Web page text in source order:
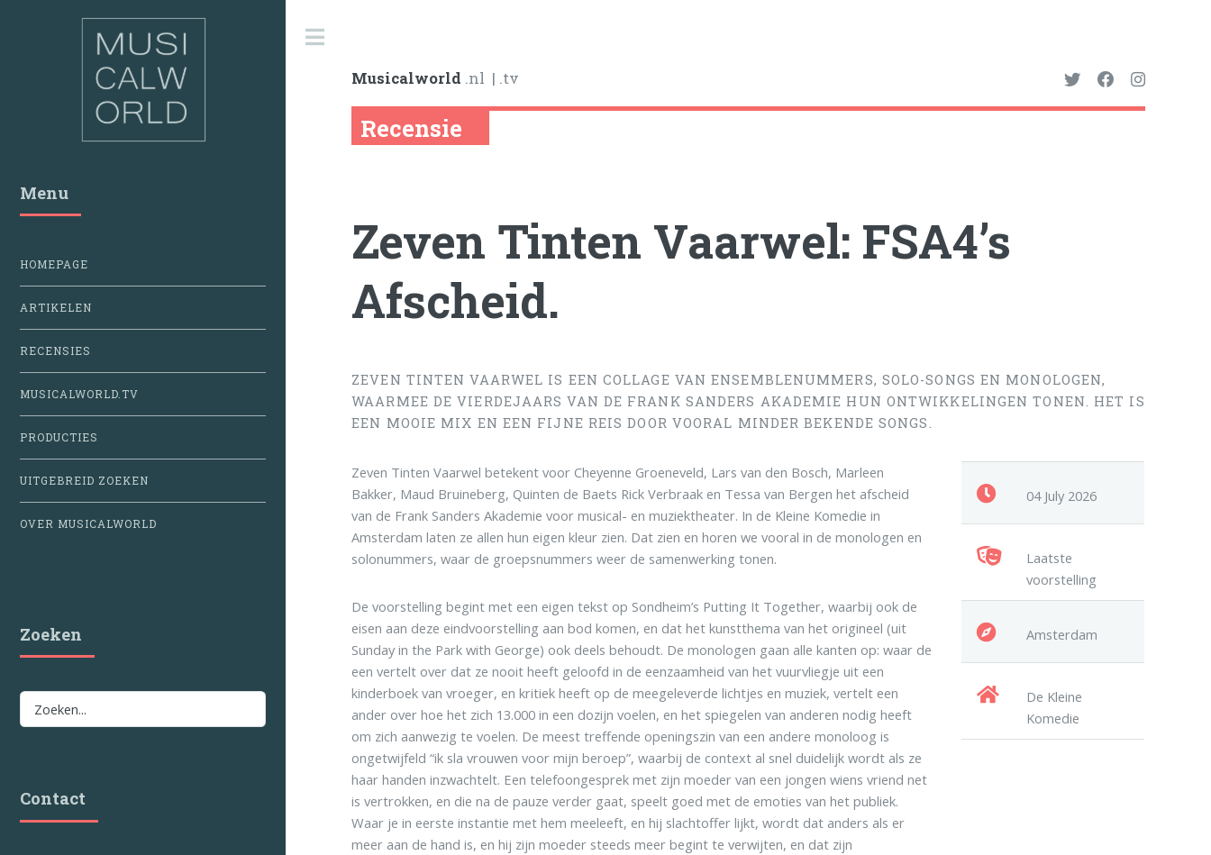
Musicalworld .nl | .tv
Recensie
Zeven Tinten Vaarwel: FSA4’s
Afscheid.
ZEVEN TINTEN VAARWEL IS EEN COLLAGE VAN ENSEMBLENUMMERS, SOLO-SONGS EN MONOLOGEN,
WAARMEE DE VIERDEJAARS VAN DE FRANK SANDERS AKADEMIE HUN ONTWIKKELINGEN TONEN. HET IS
EEN MOOIE MIX EN EEN FIJNE REIS DOOR VOORAL MINDER BEKENDE SONGS.
Zeven Tinten Vaarwel betekent voor Cheyenne Groeneveld, Lars van den Bosch, Marleen
Bakker, Maud Bruineberg, Quinten de Baets Rick Verbraak en Tessa van Bergen het afscheid
van de Frank Sanders Akademie voor musical- en muziektheater. In de Kleine Komedie in
Amsterdam laten ze allen hun eigen kleur zien. Dat zien en horen we vooral in de monologen en
solonummers, waar de groepsnummers weer de samenwerking tonen.
De voorstelling begint met een eigen tekst op Sondheim’s Putting It Together, waarbij ook de
eisen aan deze eindvoorstelling aan bod komen, en dat het kunstthema van het origineel (uit
Sunday in the Park with George) ook deels behoudt. De monologen gaan alle kanten op: waar de
een vertelt over dat ze nooit heeft geloofd in de eenzaamheid van het vuurvliegje uit een
kinderboek van vroeger, en kritiek heeft op de meegeleverde lichtjes en muziek, vertelt een
ander over hoe het zich 13.000 in een dozijn voelen, en het spiegelen van anderen nodig heeft
om zich aanwezig te voelen. De meest treffende openingszin van een andere monoloog is
ongetwijfeld “ik sla vrouwen voor mijn beroep”, waarbij de context al snel duidelijk wordt als ze
haar handen inzwachtelt. Een telefoongesprek met zijn moeder van een jongen wiens vriend net
is vertrokken, en die na de pauze verder gaat, speelt goed met de emoties van het publiek.
Waar je in eerste instantie met hem meeleeft, en hij slachtoffer lijkt, wordt dat anders als er
meer aan de hand is, en hij zijn moeder steeds meer begint te verwijten, en dat zijn
04 July 2026
Laatste
voorstelling
Amsterdam
De Kleine
Komedie
Menu
HOMEPAGE
ARTIKELEN
RECENSIES
MUSICALWORLD.TV
PRODUCTIES
UITGEBREID ZOEKEN
OVER MUSICALWORLD
Zoeken
Contact